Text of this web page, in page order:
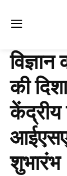
की
केंद्रीय
शुभारंभ